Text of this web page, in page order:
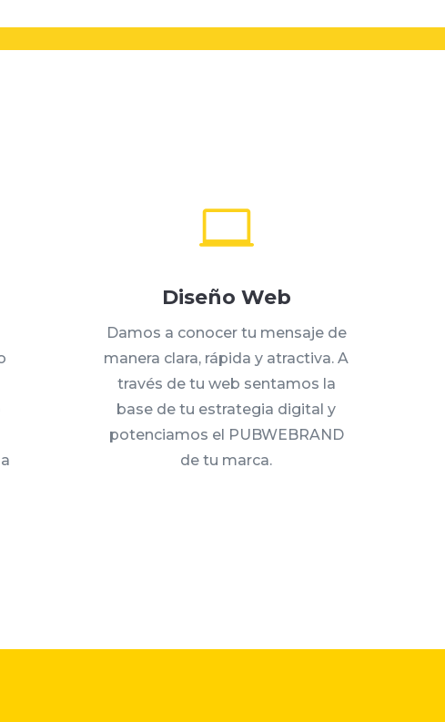

Diseño Web
Damos a conocer tu mensaje de
manera clara, rápida y atractiva. A
través de tu web sentamos la
base de tu estrategia digital y
potenciamos el PUBWEBRAND
de tu marca.